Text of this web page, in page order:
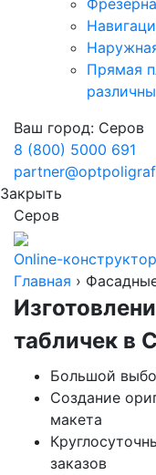
Прямая
Ваш город: Серов
8 (800) 5000 691
Закрыть
Серов
Online-конструктор
Главная ›
табличек в
Большой
Создание
макета
заказов